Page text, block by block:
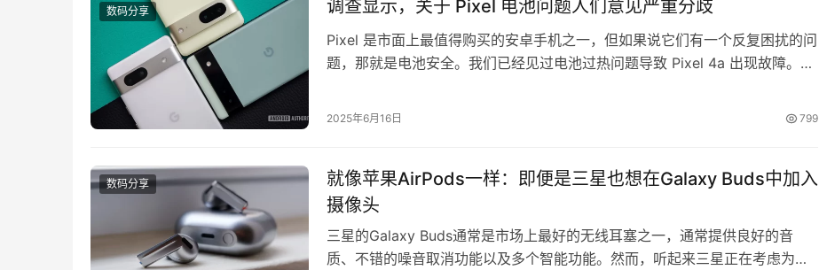
数码分享 调查显示，关于 Pixel 电池问题人们意见严重分歧
Pixel 是市面上最值得购买的安卓手机之一，但如果说它们有一个反复困扰的问
题，那就是电池安全。我们已经见过电池过热问题导致 Pixel 4a 出现故障。
化。最近，谷歌也承认，一批 Pixel 7a 存在“意外”的电池鼓包问题。 作为应
2025年6月16日 799
数码分享
就像苹果AirPods一样：即便是三星也想在Galaxy Buds中加入
摄像头
三星的Galaxy Buds通常是市场上最好的无线耳塞之一，通常提供良好的音
质、不错的噪音取消功能以及多个智能功能。然而，听起来三星正在考虑为未